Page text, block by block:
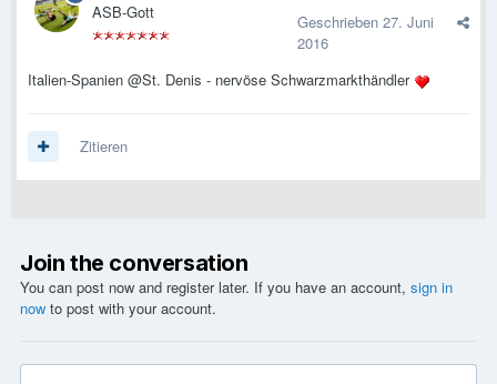
ASB-Gott Geschrieben 27. Juni
2016
Italien-Spanien @St. Denis - nervöse Schwarzmarkthändler
Zitieren
Join the conversation
You can post now and register later. If you have an account, sign in
now to post with your account.